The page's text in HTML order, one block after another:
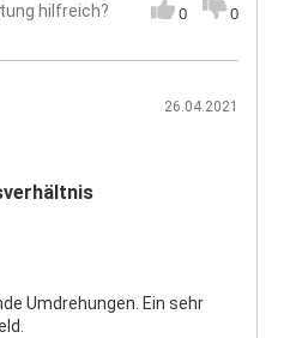
hilfreich? 0 0
26.04.2021
Umdrehungen. Ein sehr